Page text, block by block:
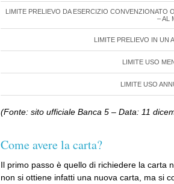
LIMITE PRELIEVO DA ESERCIZIO CONVENZIONATO
– AL
LIMITE PRELIEVO IN UN
LIMITE USO
LIMITE USO
(Fonte: sito ufficiale Banca 5 – Data: 11
Come avere la carta?
Il primo passo è quello di richiedere la carta
non si ottiene infatti una nuova carta, ma si